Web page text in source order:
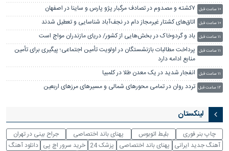
۷کشته و مصدوم در تصادف مرگبار پژو پارس و ساینا در اصفهان ۱۰ ساعت قبل
اتاق‌های کشتار غیرمجاز دام در نجف‌آباد شناسایی و تعطیل شدند ۱۰ ساعت قبل
باد و گردوخاک در بخش‌هایی از کشور/ دریای مازندران مواج است ۱۱ ساعت قبل
پرداخت مطالبات بازنشستگان در اولویت تأمین اجتماعی؛ پیگیری برای تأمین
منابع ادامه دارد
۱۱ ساعت قبل
انفجار شدید در یک معدن طلا در کلمبیا ۱۱ ساعت قبل
تردد روان در تمامی محورهای شمالی و مسیرهای مرزهای اربعین ۱۲ ساعت قبل
لینکستان
چاپ بنر فوری بلیط اتوبوس پهنای باند اختصاصی
جراح بینی در تهران
آهنگ جدید ایرانی پهنای باند اختصاصی پزشک 24 خرید سرور اچ پی دانلود آهنگ